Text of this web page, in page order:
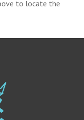
to locate the